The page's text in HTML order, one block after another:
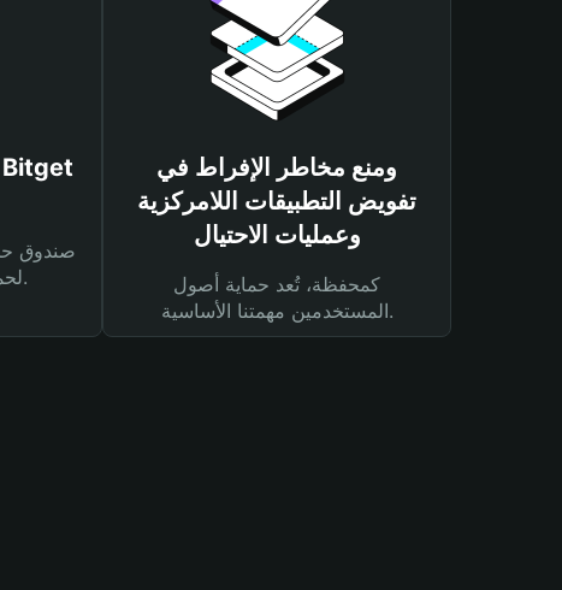
لحماية أصولك ومعاملاتك.
ومنع مخاطر الإفراط في
تفويض التطبيقات اللامركزية
وعمليات الاحتيال
كمحفظة، تُعد حماية أصول
المستخدمين مهمتنا الأساسية.